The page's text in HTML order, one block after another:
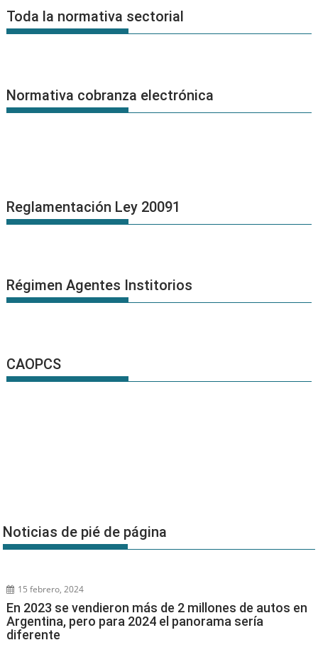
Noticias
Toda la normativa sectorial
Normativa cobranza electrónica
Reglamentación Ley 20091
Régimen Agentes Institorios
CAOPCS
Noticias de pié de página
15 febrero, 2024
En 2023 se vendieron más de 2 millones de autos en
Argentina, pero para 2024 el panorama sería
diferente